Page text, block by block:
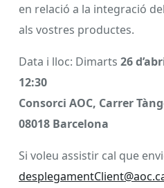
en relació a la integració
als vostres productes.
Data i lloc: Dimarts 26
12:30
Consorci AOC, Carrer
08018 Barcelona
Si voleu assistir cal que